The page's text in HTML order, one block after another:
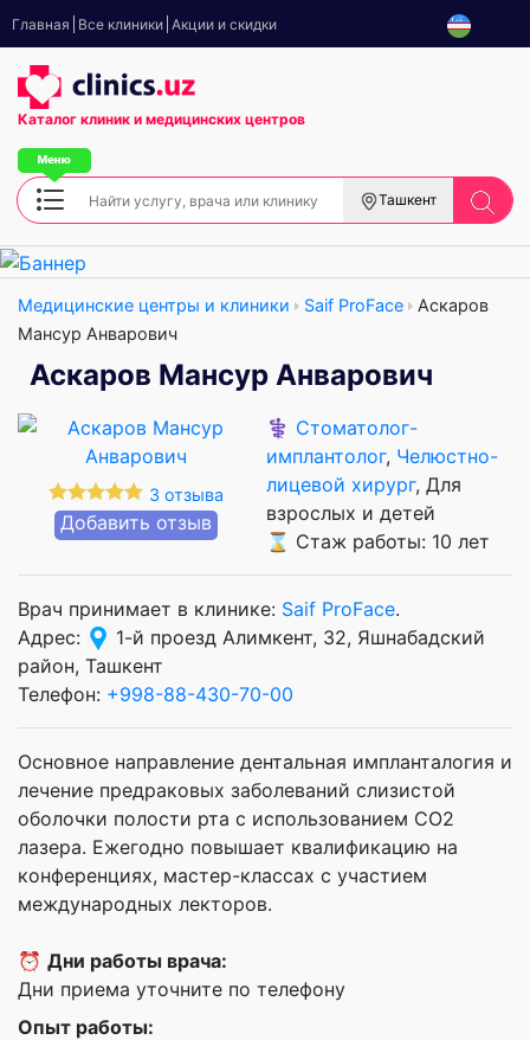
Главная Все клиники Акции и скидки
Каталог клиник и медицинских центров
Ташкент
Медицинские центры и клиники Saif ProFace
Аскаров
Мансур Анварович
Аскаров Мансур Анварович
3 отзыва
Добавить отзыв
⚕️ Стоматолог-
имплантолог, Челюстно-
лицевой хирург, Для
взрослых и детей
⌛ Стаж работы: 10 лет
Врач принимает в клинике: Saif ProFace.
Адрес:
1-й проезд Алимкент, 32, Яшнабадский
район, Ташкент
Телефон: +998-88-430-70-00
Основное направление дентальная импланталогия и
лечение предраковых заболеваний слизистой
оболочки полости рта с использованием СО2
лазера. Ежегодно повышает квалификацию на
конференциях, мастер-классах с участием
международных лекторов.
⏰ Дни работы врача:
Дни приема уточните по телефону
Опыт работы: